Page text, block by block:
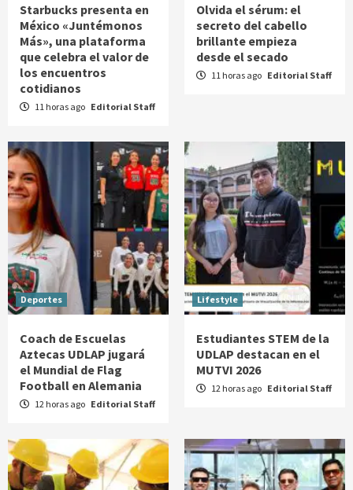
Starbucks presenta en
México «Juntémonos
Más», una plataforma
que celebra el valor de
los encuentros
cotidianos
11 horas ago Editorial Staff
Olvida el sérum: el
secreto del cabello
brillante empieza
desde el secado
11 horas ago Editorial Staff
Deportes
Coach de Escuelas
Aztecas UDLAP jugará
el Mundial de Flag
Football en Alemania
12 horas ago Editorial Staff
Lifestyle
Estudiantes STEM de la
UDLAP destacan en el
MUTVI 2026
12 horas ago Editorial Staff